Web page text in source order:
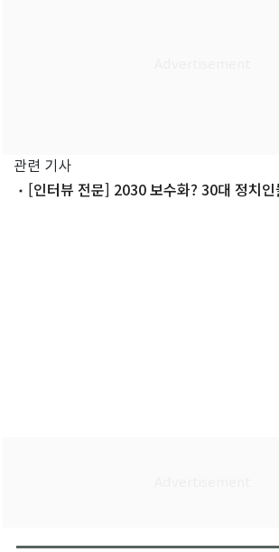
관련 기사
[인터뷰 전문] 2030 보수화? 30대 정치